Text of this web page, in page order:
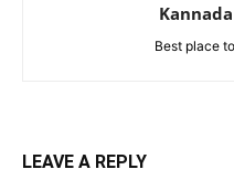
Best place
LEAVE A REPLY